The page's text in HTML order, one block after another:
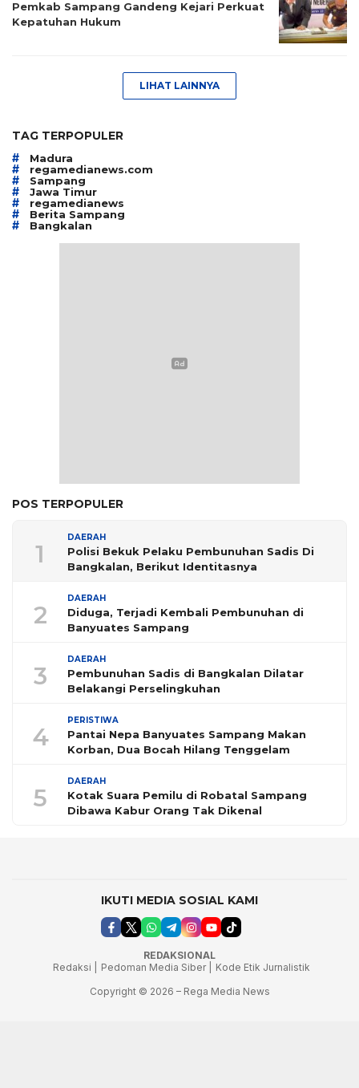
Pemkab Sampang Gandeng Kejari Perkuat
Kepatuhan Hukum
LIHAT LAINNYA
TAG TERPOPULER
# Madura
# regamedianews.com
# Sampang
# Jawa Timur
# regamedianews
# Berita Sampang
# Bangkalan
POS TERPOPULER
1
DAERAH
Polisi Bekuk Pelaku Pembunuhan Sadis Di
Bangkalan, Berikut Identitasnya
2
DAERAH
Diduga, Terjadi Kembali Pembunuhan di
Banyuates Sampang
3
DAERAH
Pembunuhan Sadis di Bangkalan Dilatar
Belakangi Perselingkuhan
4
PERISTIWA
Pantai Nepa Banyuates Sampang Makan
Korban, Dua Bocah Hilang Tenggelam
5
DAERAH
Kotak Suara Pemilu di Robatal Sampang
Dibawa Kabur Orang Tak Dikenal
IKUTI MEDIA SOSIAL KAMI
REDAKSIONAL
Redaksi |
Pedoman Media Siber |
Kode Etik Jurnalistik
Copyright © 2026 – Rega Media News